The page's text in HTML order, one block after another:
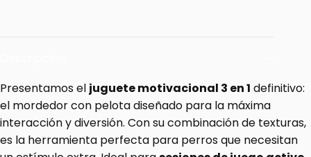
Presentamos el juguete motivacional 3 en 1 definitivo:
el mordedor con pelota diseñado para la máxima
interacción y diversión. Con su combinación de texturas,
es la herramienta perfecta para perros que necesitan